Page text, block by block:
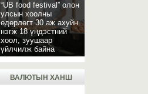
“UB food festival” олон
улсын хоолны
өдөрлөгт 30 аж ахуйн
нэгж 18 үндэстний
хоол, зуушаар
үйлчилж байна
ВАЛЮТЫН ХАНШ